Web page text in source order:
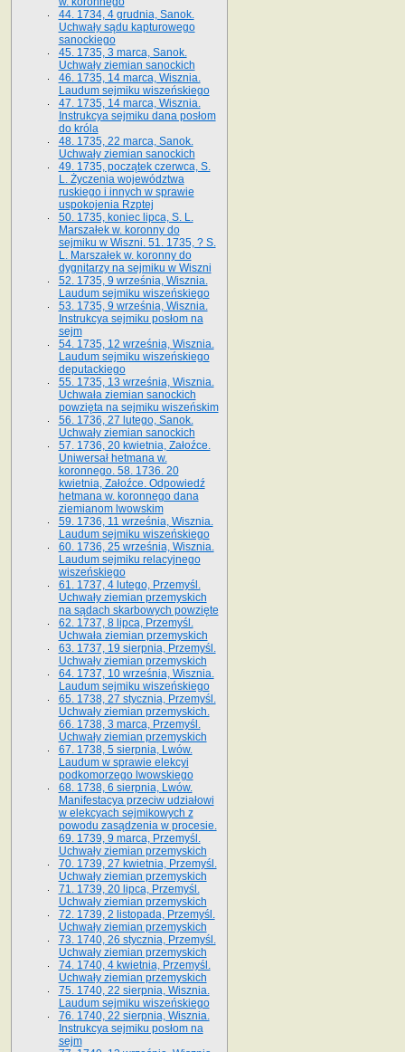
44. 1734, 4 grudnia, Sanok.
Uchwały sądu kapturowego
sanockiego
45. 1735, 3 marca, Sanok.
Uchwały ziemian sanockich
46. 1735, 14 marca, Wisznia.
Laudum sejmiku wiszeńskiego
47. 1735, 14 marca, Wisznia.
Instrukcya sejmiku dana posłom
do króla
48. 1735, 22 marca, Sanok.
Uchwały ziemian sanockich
49. 1735, początek czerwca, S.
L. Życzenia województwa
ruskiego i innych w sprawie
uspokojenia Rzptej
50. 1735, koniec lipca, S. L.
Marszałek w. koronny do
sejmiku w Wiszni. 51. 1735, ? S.
L. Marszałek w. koronny do
dygnitarzy na sejmiku w Wiszni
52. 1735, 9 września, Wisznia.
Laudum sejmiku wiszeńskiego
53. 1735, 9 września, Wisznia.
Instrukcya sejmiku posłom na
sejm
54. 1735, 12 września, Wisznia.
Laudum sejmiku wiszeńskiego
deputackiego
55. 1735, 13 września, Wisznia.
Uchwała ziemian sanockich
powzięta na sejmiku wiszeńskim
56. 1736, 27 lutego, Sanok.
Uchwały ziemian sanockich
57. 1736, 20 kwietnia, Załoźce.
Uniwersał hetmana w.
koronnego. 58. 1736. 20
kwietnia, Załoźce. Odpowiedź
hetmana w. koronnego dana
ziemianom lwowskim
59. 1736, 11 września, Wisznia.
Laudum sejmiku wiszeńskiego
60. 1736, 25 września, Wisznia.
Laudum sejmiku relacyjnego
wiszeńskiego
61. 1737, 4 lutego, Przemyśl.
Uchwały ziemian przemyskich
na sądach skarbowych powzięte
62. 1737, 8 lipca, Przemyśl.
Uchwała ziemian przemyskich
63. 1737, 19 sierpnia, Przemyśl.
Uchwały ziemian przemyskich
64. 1737, 10 września, Wisznia.
Laudum sejmiku wiszeńskiego
65. 1738, 27 stycznia, Przemyśl.
Uchwały ziemian przemyskich­­.
66. 1738, 3 marca, Przemyśl.
Uchwały ziemian przemyskich­
67. 1738, 5 sierpnia, Lwów.
Laudum w sprawie elekcyi
podkomorzego lwowskiego
68. 1738, 6 sierpnia, Lwów.
Manifestacya przeciw udziałowi
w elekcyach sejmikowych z
powodu zasądzenia w procesie.
69. 1739, 9 marca, Przemyśl.
Uchwały ziemian przemyskich
70. 1739, 27 kwietnia, Przemyśl.
Uchwały ziemian przemyskich
71. 1739, 20 lipca, Przemyśl.
Uchwały ziemian przemyskich
72. 1739, 2 listopada, Przemyśl.
Uchwały ziemian przemyskich
73. 1740, 26 stycznia, Przemyśl.
Uchwały ziemian przemyskich
74. 1740, 4 kwietnia, Przemyśl.
Uchwały ziemian przemyskich
75. 1740, 22 sierpnia, Wisznia.
Laudum sejmiku wiszeńskiego
76. 1740, 22 sierpnia, Wisznia.
Instrukcya sejmiku posłom na
sejm